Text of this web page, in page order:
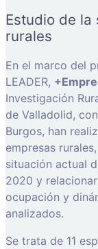
Estudio de la
rurales
En el marco del
LEADER,
Investigación
de Valladolid,
Burgos, han
empresas
situación actual
2020 y
ocupación y
analizados.
Se trata de 11